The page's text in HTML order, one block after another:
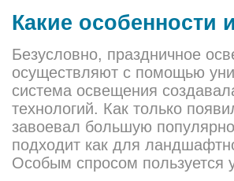
Какие особенности
Безусловно, праздничное
осуществляют с помощью
система освещения
технологий. Как только
завоевал большую
подходит как для
Особым спросом пользуется